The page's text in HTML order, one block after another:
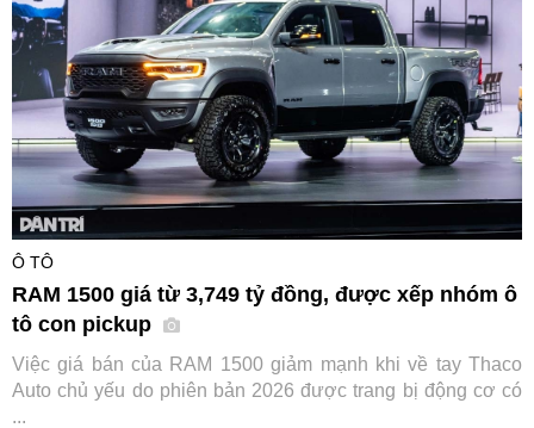
Ô TÔ
RAM 1500 giá từ 3,749 tỷ đồng, được xếp nhóm ô
tô con pickup
Việc giá bán của RAM 1500 giảm mạnh khi về tay Thaco
Auto chủ yếu do phiên bản 2026 được trang bị động cơ có
...